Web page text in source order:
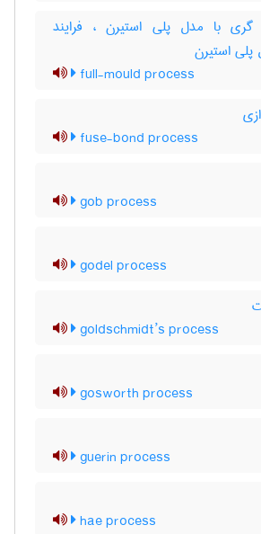
گری با مدل پلی استیرن ، فرایند
استیرن
full-mould process
fuse-bond process
gob process
godel process
goldschmidt’s process
gosworth process
guerin process
hae process